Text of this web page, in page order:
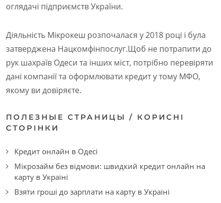
оглядачі підприємств України.
Діяльність Мікрокеш розпочалася у 2018 році і була
затверджена Нацкомфінпослуг.Щоб не потрапити до
рук шахраїв Одеси та інших міст, потрібно перевіряти
дані компанії та оформлювати кредит у тому МФО,
якому ви довіряєте.
ПОЛЕЗНЫЕ СТРАНИЦЫ / КОРИСНІ
СТОРІНКИ
Кредит онлайн в Одесі
Мікрозайм без відмови: швидкий кредит онлайн на
карту в Україні
Взяти гроші до зарплати на карту в Україні